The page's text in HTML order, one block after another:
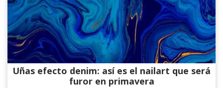
Uñas efecto denim: así es el nailart que será
furor en primavera